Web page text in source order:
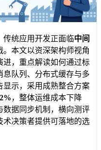
传统应用开发正面临中间
。本文以资深架构师视角
进，重点解读如何通过标
息队列、分布式缓存与多
显示，采用成熟整合方案
，整体运维成本下降
数据同步机制，横向测评
术决策者提供可落地的选